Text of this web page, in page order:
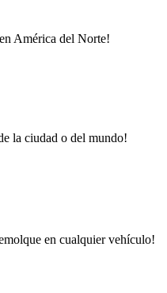
América del Norte!
la ciudad o del mundo!
en cualquier vehículo!